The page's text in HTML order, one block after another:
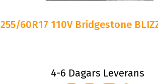
255/60R17 110V Bridgestone
4-6 Dagars Leverans